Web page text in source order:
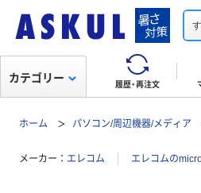
履歴・再注文
カテゴリー
ホーム パソコン/周辺機器/メディア
メーカー エレコム エレコムの